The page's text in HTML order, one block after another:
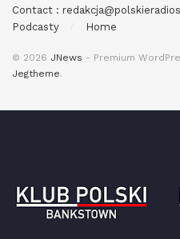
Contact :
Podcasty
Home
© 2026 JNews - Premium
Jegtheme.